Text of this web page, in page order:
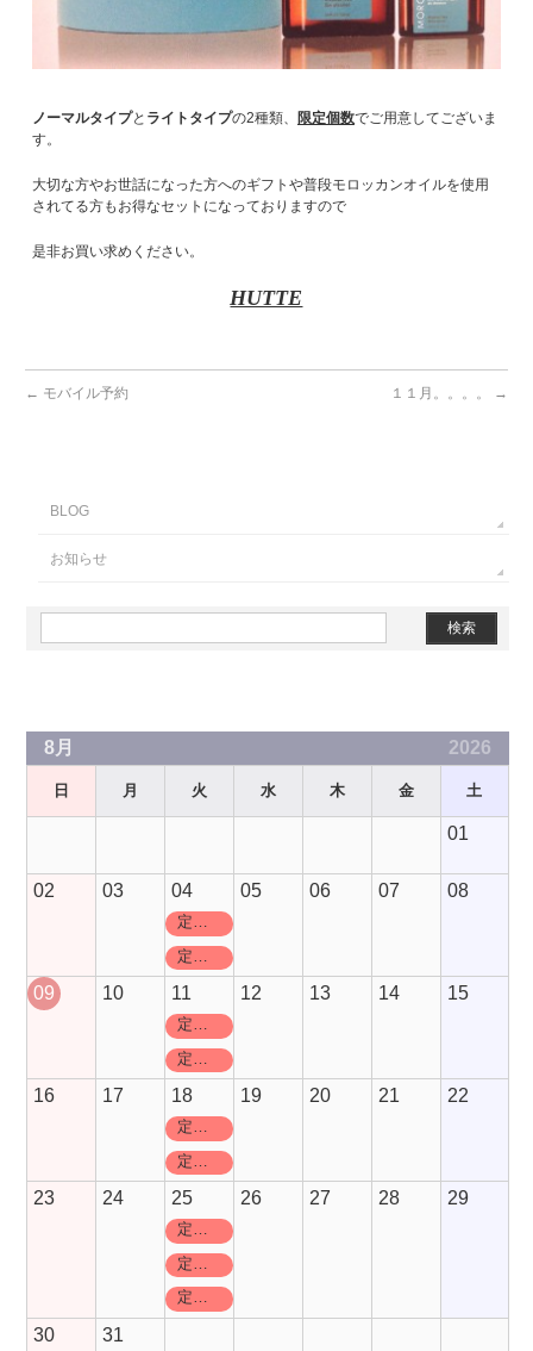
ノーマルタイプと ライトタイプの2種類、 限定個数でご用意してございま
す。
大切な方やお世話になった方へのギフトや普段モロッカンオイルを使用
されてる方もお得なセットになっておりますので
是非お買い求めください。
HUTTE
← モバイル予約 １１月。。。。 →
BLOG
お知らせ
8月 2026
日 月 火 水 木 金 土
01
02 03 04
定休日
05 06 07 08
09 10 11
定休日
12 13 14 15
16 17 18
定休日
19 20 21 22
23 24 25
定休日
定休日
26 27 28 29
30 31